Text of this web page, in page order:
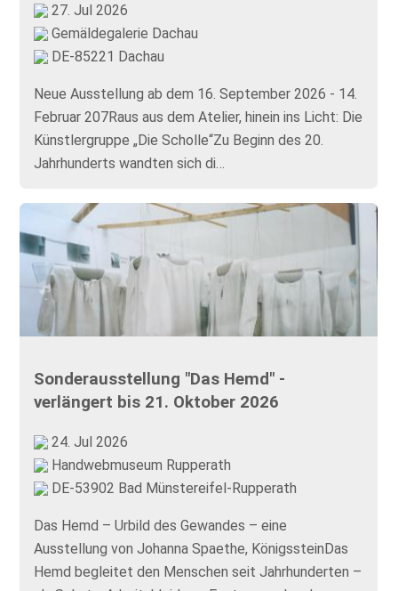
27. Jul 2026
Gemäldegalerie Dachau
DE-85221 Dachau
Neue Ausstellung ab dem 16. September 2026 - 14.
Februar 207Raus aus dem Atelier, hinein ins Licht: Die
Künstlergruppe „Die Scholle“Zu Beginn des 20.
Jahrhunderts wandten sich di…
Sonderausstellung "Das Hemd" -
verlängert bis 21. Oktober 2026
24. Jul 2026
Handwebmuseum Rupperath
DE-53902 Bad Münstereifel-Rupperath
Das Hemd – Urbild des Gewandes – eine
Ausstellung von Johanna Spaethe, KönigssteinDas
Hemd begleitet den Menschen seit Jahrhunderten –